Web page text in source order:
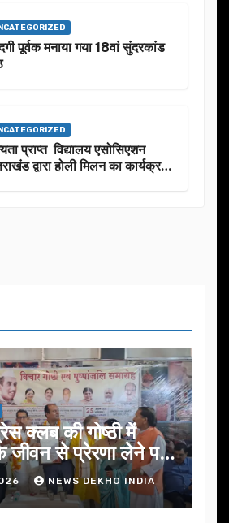
पूर्वक मनाया गया 18वां सुंदरकांड
प्राप्त विद्यालय एसोसिएशन
द्वारा होली मिलन का कार्यक्रम
क्लब की गोष्ठी में
जीवन से प्रेरणा लेने पर
NEWS DEKHO INDIA